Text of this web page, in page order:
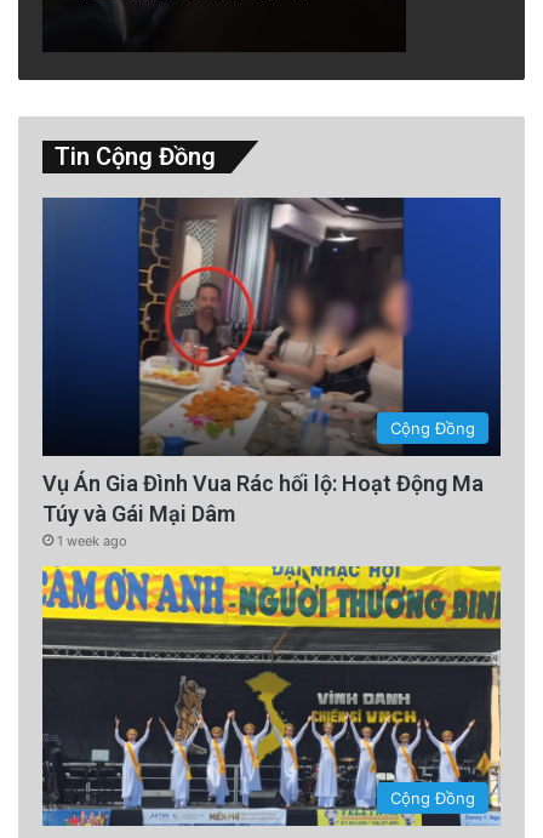
Tin Cộng Đồng
Cộng Đồng
Vụ Án Gia Đình Vua Rác hối lộ: Hoạt Động Ma
Túy và Gái Mại Dâm
1 week ago
Cộng Đồng